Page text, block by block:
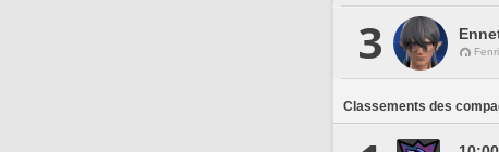
3
Classements des